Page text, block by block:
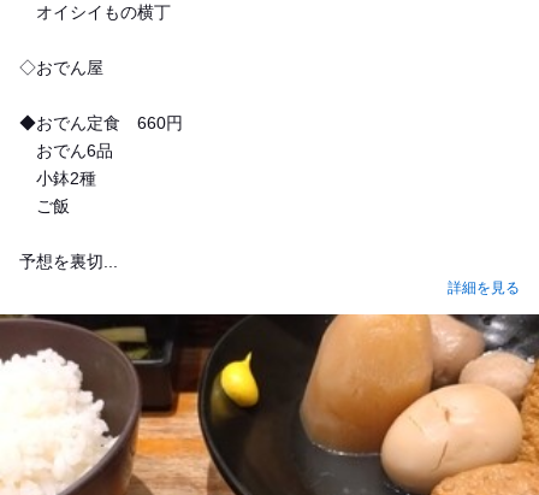
オイシイもの横丁
◇おでん屋
◆おでん定食 660円
おでん6品
小鉢2種
ご飯
予想を裏切...
詳細を見る